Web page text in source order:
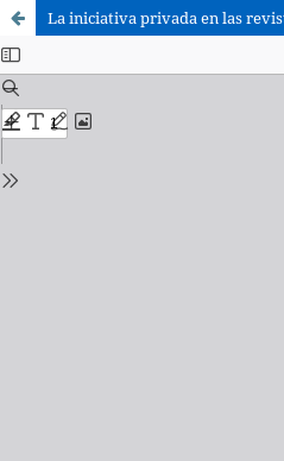
La iniciativa privada en las